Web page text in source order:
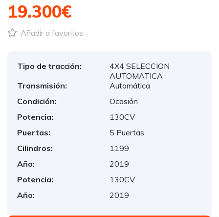
19.300€
Añadir a favoritos
Tipo de tracción:
4X4 SELECCION
AUTOMATICA
Transmisión:
Automática
Condición:
Ocasión
Potencia:
130CV
Puertas:
5 Puertas
Cilindros:
1199
Año:
2019
Potencia:
130CV
Año:
2019